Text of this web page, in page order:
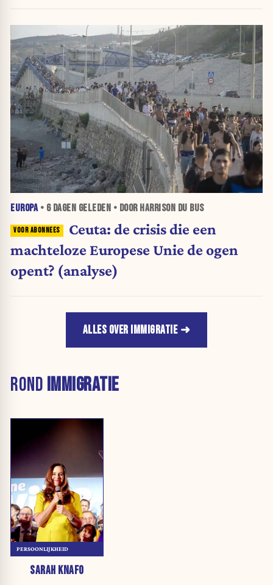
EUROPA• 6 DAGEN GELEDEN • DOOR HARRISON DU BUS
Ceuta: de crisis die een
machteloze Europese Unie de ogen
opent? (analyse)
ALLES OVER IMMIGRATIE
ROND IMMIGRATIE
SARAH KNAFO
PERSOONLIJKHEID